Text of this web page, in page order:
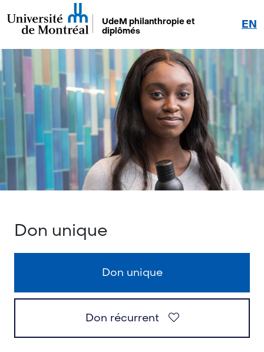
UdeM philanthropie et
diplômés
EN
Don unique
Don unique
Don récurrent